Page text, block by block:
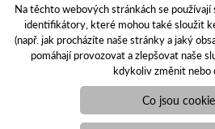
Responzivní webPuxdesign |
Toto jsou internetové stránky
shop.agrics.cz
a-finance.cz
Na těchto webových stránkách se
identifikátory, které mohou také sloužit
(např. jak procházíte naše stránky a jaký
pomáhají provozovat a zlepšovat naše
kdykoliv změnit nebo
Co jsou